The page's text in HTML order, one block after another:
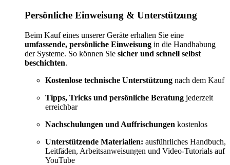
Persönliche Einweisung & Unterstützung
Beim Kauf eines unserer Geräte erhalten Sie eine
umfassende, persönliche Einweisung in die Handhabung
der Systeme. So können Sie sicher und schnell selbst
beschichten.
Kostenlose technische Unterstützung nach dem Kauf
Tipps, Tricks und persönliche Beratung jederzeit
erreichbar
Nachschulungen und Auffrischungen kostenlos
Unterstützende Materialien: ausführliches Handbuch,
Leitfäden, Arbeitsanweisungen und Video-Tutorials auf
YouTube